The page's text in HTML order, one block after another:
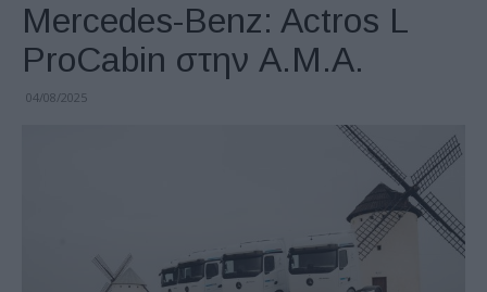
Mercedes-Benz: Actros L
ProCabin στην A.M.A.
04/08/2025